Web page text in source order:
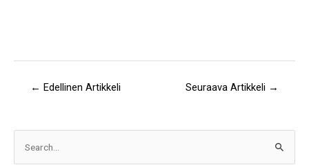
← Edellinen Artikkeli Seuraava Artikkeli →